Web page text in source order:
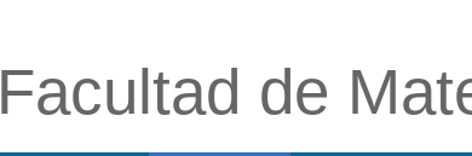
Facultad de